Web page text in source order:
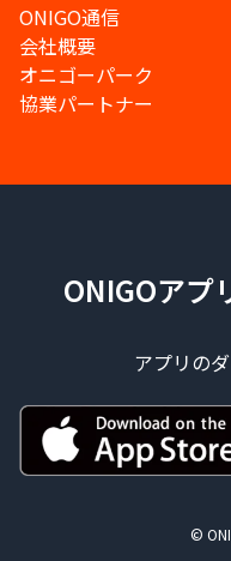
ONIGO通信
会社概要
オニゴーパーク
協業パートナー
ONIGOアプ
アプリの
©